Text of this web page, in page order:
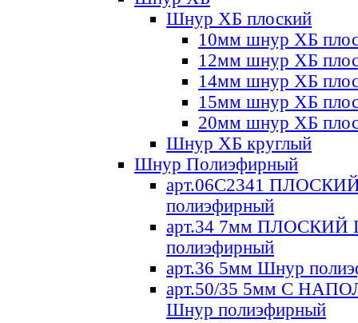
Шнур ХБ плоский
10мм шнур ХБ
12мм шнур ХБ
14мм шнур ХБ
15мм шнур ХБ
20мм шнур ХБ
Шнур ХБ круглый
Шнур Полиэфирный
арт.06С2341
полиэфирный
арт.34 7мм ПЛОСКИЙ
полиэфирный
арт.36 5мм Шнур
арт.50/35 5мм С
Шнур полиэфирный